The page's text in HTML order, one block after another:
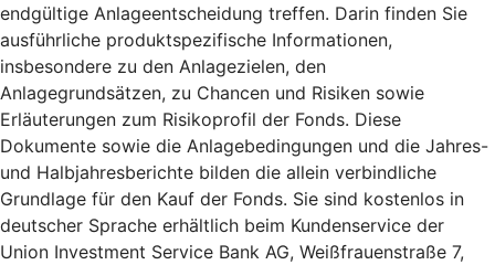
endgültige Anlageentscheidung treffen. Darin finden Sie
ausführliche produktspezifische Informationen,
insbesondere zu den Anlagezielen, den
Anlagegrundsätzen, zu Chancen und Risiken sowie
Erläuterungen zum Risikoprofil der Fonds. Diese
Dokumente sowie die Anlagebedingungen und die Jahres-
und Halbjahresberichte bilden die allein verbindliche
Grundlage für den Kauf der Fonds. Sie sind kostenlos in
deutscher Sprache erhältlich beim Kundenservice der
Union Investment Service Bank AG, Weißfrauenstraße 7,